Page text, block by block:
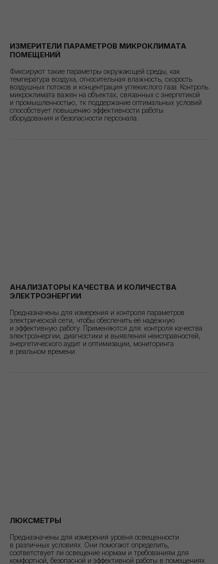
ИЗМЕРИТЕЛИ ПАРАМЕТРОВ МИКРОКЛИМАТА
ПОМЕЩЕНИЙ
Фиксируют такие параметры окружающей среды, как
температура воздуха, относительная влажность, скорость
воздушных потоков и концентрация углекислого газа. Контроль
микроклимата важен на объектах, связанных с энергетикой
и промышленностью, тк поддержание оптимальных условий
способствует повышению эффективности работы
оборудования и безопасности персонала.
АНАЛИЗАТОРЫ КАЧЕСТВА И КОЛИЧЕСТВА
ЭЛЕКТРОЭНЕРГИИ
Предназначены для измерения и контроля параметров
электрической сети, чтобы обеспечить её надёжную
и эффективную работу. Применяются для: контроля качества
электроэнергии, диагностики и выявления неисправностей,
энергетического аудит и оптимизации, мониторинга
в реальном времени.
ЛЮКСМЕТРЫ
Предназначены для измерения уровня освещенности
в различных условиях. Они помогают определить,
соответствует ли освещение нормам и требованиям для
комфортной, безопасной и эффективной работы в помещениях